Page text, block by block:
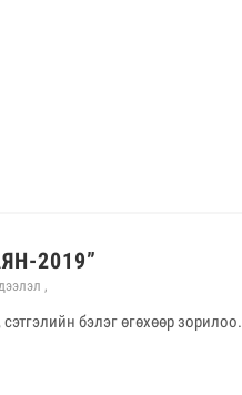
2019”
,
бэлэг өгөхөөр зорилоо.